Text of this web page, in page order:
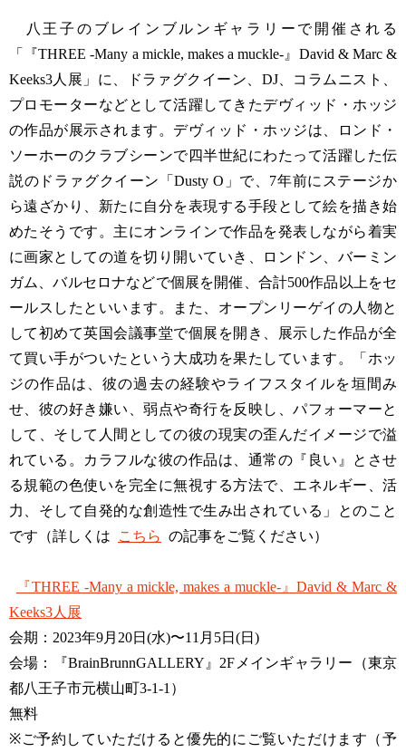
八王子のブレインブルンギャラリーで開催される
「『THREE -Many a mickle, makes a muckle-』David & Marc &
Keeks3人展」に、ドラァグクイーン、DJ、コラムニスト、
プロモーターなどとして活躍してきたデヴィッド・ホッジ
の作品が展示されます。デヴィッド・ホッジは、ロンド・
ソーホーのクラブシーンで四半世紀にわたって活躍した伝
説のドラァグクイーン「Dusty O」で、7年前にステージか
ら遠ざかり、新たに自分を表現する手段として絵を描き始
めたそうです。主にオンラインで作品を発表しながら着実
に画家としての道を切り開いていき、ロンドン、バーミン
ガム、バルセロナなどで個展を開催、合計500作品以上をセ
ールスしたといいます。また、オープンリーゲイの人物と
して初めて英国会議事堂で個展を開き、展示した作品が全
て買い手がついたという大成功を果たしています。「ホッ
ジの作品は、彼の過去の経験やライフスタイルを垣間み
せ、彼の好き嫌い、弱点や奇行を反映し、パフォーマーと
して、そして人間としての彼の現実の歪んだイメージで溢
れている。カラフルな彼の作品は、通常の『良い』とさせ
る規範の色使いを完全に無視する方法で、エネルギー、活
力、そして自発的な創造性で生み出されている」とのこと
です（詳しくは
こちら の記事をご覧ください）
『THREE -Many a mickle, makes a muckle-』David & Marc &
Keeks3人展
会期：2023年9月20日(水)〜11月5日(日)
会場：『BrainBrunnGALLERY』2Fメインギャラリー（東京
都八王子市元横山町3-1-1）
無料
※ご予約していただけると優先的にご覧いただけます（予